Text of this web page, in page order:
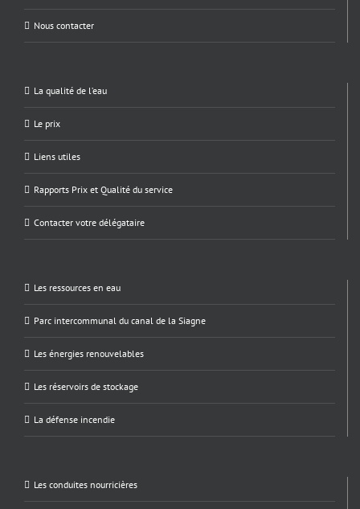
Nous contacter
La qualité de l’eau
Le prix
Liens utiles
Rapports Prix et Qualité du service
Contacter votre délégataire
Les ressources en eau
Parc intercommunal du canal de la Siagne
Les énergies renouvelables
Les réservoirs de stockage
La défense incendie
Les conduites nourricières